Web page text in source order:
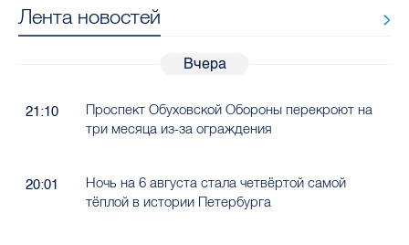
Лента новостей
Вчера
21:10
Проспект Обуховской Обороны перекроют на
три месяца из-за ограждения
20:01
Ночь на 6 августа стала четвёртой самой
тёплой в истории Петербурга